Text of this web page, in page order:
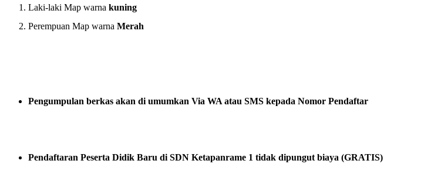
Laki-laki Map warna kuning
Perempuan Map warna Merah
Pengumpulan berkas akan di umumkan Via WA atau SMS kepada Nomor Pendaftar
Pendaftaran Peserta Didik Baru di SDN Ketapanrame 1 tidak dipungut biaya (GRATIS)